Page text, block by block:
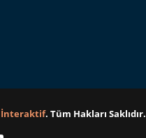
İnteraktif. Tüm Hakları Saklıdır.